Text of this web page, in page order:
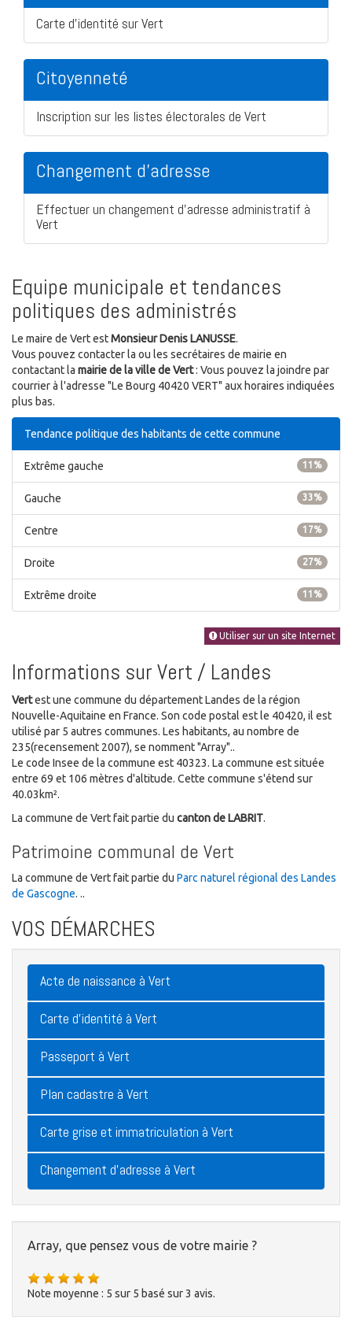
Carte d'identité sur Vert
Citoyenneté
Inscription sur les listes électorales de Vert
Changement d'adresse
Effectuer un changement d'adresse administratif à
Vert
Equipe municipale et tendances
politiques des administrés
Le maire de Vert estMonsieur Denis LANUSSE.
Vous pouvez contacter la ou les secrétaires de mairie en
contactant la mairie de la ville de Vert: Vous pouvez la joindre par
courrier à l'adresse "Le Bourg 40420 VERT" aux horaires indiquées
plus bas.
Tendance politique des habitants de cette commune
11%
Extrême gauche
33%
Gauche
17%
Centre
27%
Droite
11%
Extrême droite
Utiliser sur un site Internet
Informations sur Vert / Landes
Vertest une commune du département Landes de la région
Nouvelle-Aquitaine en France. Son code postal est le 40420, il est
utilisé par 5 autres communes. Les habitants, au nombre de
235(recensement 2007), se nomment "Array"..
Le code Insee de la commune est 40323. La commune est située
entre 69 et 106 mètres d'altitude. Cette commune s'étend sur
40.03km².
La commune de Vert fait partie du canton de LABRIT.
Patrimoine communal de Vert
La commune de Vert fait partie du Parc naturel régional des Landes
de Gascogne. ..
VOS DÉMARCHES
Acte de naissance à Vert
Carte d'identité à Vert
Passeport à Vert
Plan cadastre à Vert
Carte grise et immatriculation à Vert
Changement d'adresse à Vert
Array, que pensez vous de votre mairie ?
Note moyenne : 5 sur 5 basé sur3 avis.